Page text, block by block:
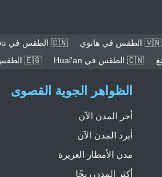
🇻🇳 الطقس في هانوي
🇨🇳 الطقس في Chaozhou
🇨🇳 الطقس في Huai'an 🇪🇬 الطقس في الجيزة
الظواهر الجوية القصوى
أحر المدن الآن
أبرد المدن الآن
مدن الأمطار الغزيرة
أكثر المدن ريحًا